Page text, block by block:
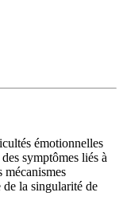
émotionnelles
symptômes liés à
mécanismes
de la singularité de